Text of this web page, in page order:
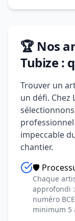
🏆 Nos
Tubize :
Trouver un
un défi. Chez
impeccable
chantier.
🛡️
Chaque
approfondi
numéro
minimum 5